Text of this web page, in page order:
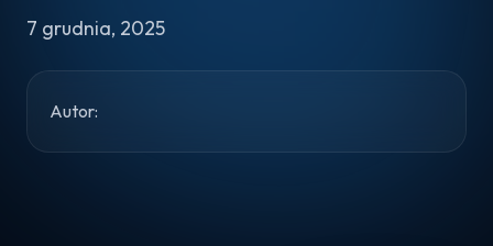
7 grudnia, 2025
Autor: